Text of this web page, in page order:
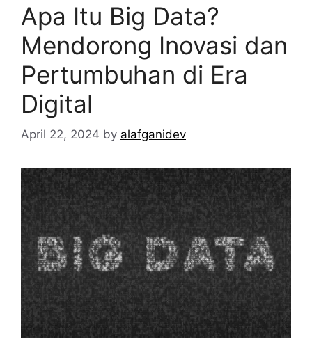
Apa Itu Big Data?
Mendorong Inovasi dan
Pertumbuhan di Era
Digital
April 22, 2024 by alafganidev